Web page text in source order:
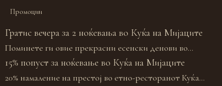
Промоции
Гратис вечера за 2 ноќевања во Куќа на Мијаците
Поминете ги овие прекрасни есенски денови во...
15% попуст за ноќевање во Куќа на Мијаците
20% намаление на престој во етно-ресторанот Куќа...